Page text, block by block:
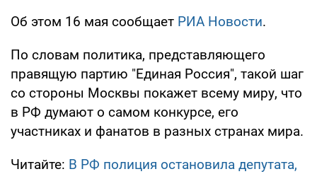
Об этом 16 мая сообщает РИА Новости.
По словам политика, представляющего
правящую партию "Единая Россия", такой шаг
со стороны Москвы покажет всему миру, что
в РФ думают о самом конкурсе, его
участниках и фанатов в разных странах мира.
Читайте: В РФ полиция остановила депутата,